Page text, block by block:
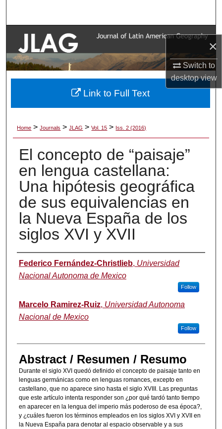
×
Switch to
desktopview
Browse Collections
My Account
Digital Commons Network™
Home > Journals > JLAG > Vol. 15 > Iss. 2 (2016)
El concepto de “paisaje”
en lengua castellana:
Una hipótesis geográfica
de sus equivalencias en
la Nueva España de los
siglos XVI y XVII
Authors
Federico Fernández-Christlieb, Universidad
Nacional Autonoma de Mexico
Follow
Marcelo Ramirez-Ruiz, Universidad Autonoma
Nacional de Mexico
Follow
Abstract / Resumen / Resumo
Durante el siglo XVI quedó definido el concepto de paisaje tanto en
lenguas germánicas como en lenguas romances, excepto en
castellano, que no aparece sino hasta el siglo XVIII. Las preguntas
que este artículo intenta responder son ¿por qué tardó tanto tiempo
en aparecer en la lengua del imperio más poderoso de esa época?,
y ¿cuáles fueron los términos empleados en los siglos XVI y XVII en
la Nueva España para denotar al espacio observable y a sus
Link to Full Text